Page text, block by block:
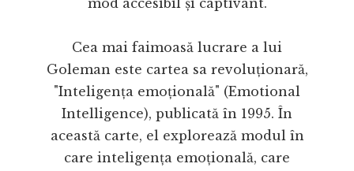
mod accesibil și captivant.
Cea mai faimoasă lucrare a lui
Goleman este cartea sa revoluționară,
"Inteligența emoțională" (Emotional
Intelligence), publicată în 1995. În
această carte, el explorează modul în
care inteligența emoțională, care